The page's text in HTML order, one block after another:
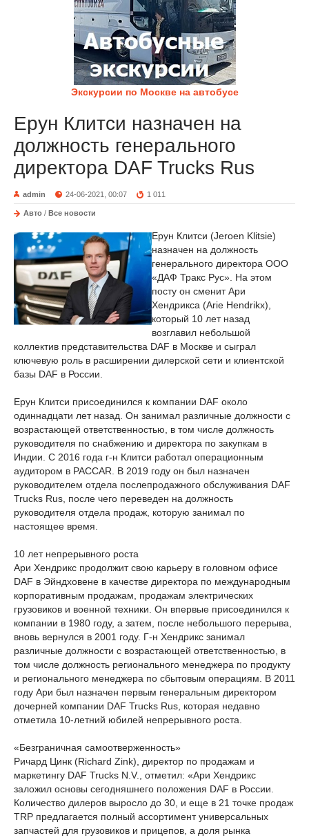
Экскурсии по Москве на автобусе
Ерун Клитси назначен на
должность генерального
директора DAF Trucks Rus
admin 24-06-2021, 00:07 1 011
Авто / Все новости
Ерун Клитси (Jeroen Klitsie)
назначен на должность
генерального директора ООО
«ДАФ Тракс Рус». На этом
посту он сменит Ари
Хендрикса (Arie Hendrikx),
который 10 лет назад
возглавил небольшой
коллектив представительства DAF в Москве и сыграл
ключевую роль в расширении дилерской сети и клиентской
базы DAF в России.
Ерун Клитси присоединился к компании DAF около
одиннадцати лет назад. Он занимал различные должности с
возрастающей ответственностью, в том числе должность
руководителя по снабжению и директора по закупкам в
Индии. С 2016 года г-н Клитси работал операционным
аудитором в PACCAR. В 2019 году он был назначен
руководителем отдела послепродажного обслуживания DAF
Trucks Rus, после чего переведен на должность
руководителя отдела продаж, которую занимал по
настоящее время.
10 лет непрерывного роста
Ари Хендрикс продолжит свою карьеру в головном офисе
DAF в Эйндховене в качестве директора по международным
корпоративным продажам, продажам электрических
грузовиков и военной техники. Он впервые присоединился к
компании в 1980 году, а затем, после небольшого перерыва,
вновь вернулся в 2001 году. Г-н Хендрикс занимал
различные должности с возрастающей ответственностью, в
том числе должность регионального менеджера по продукту
и регионального менеджера по сбытовым операциям. В 2011
году Ари был назначен первым генеральным директором
дочерней компании DAF Trucks Rus, которая недавно
отметила 10-летний юбилей непрерывного роста.
«Безграничная самоотверженность»
Ричард Цинк (Richard Zink), директор по продажам и
маркетингу DAF Trucks N.V., отметил: «Ари Хендрикс
заложил основы сегодняшнего положения DAF в России.
Количество дилеров выросло до 30, и еще в 21 точке продаж
TRP предлагается полный ассортимент универсальных
запчастей для грузовиков и прицепов, а доля рынка